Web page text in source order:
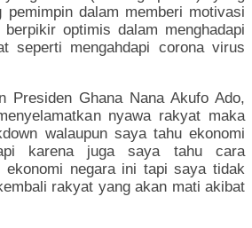
pemimpin dalam memberi motivasi
optimis dalam menghadapi
seperti mengahdapi corona virus
Presiden Ghana Nana Akufo Ado,
nyawa rakyat maka
walaupun saya tahu ekonomi
karena juga saya tahu cara
ekonomi negara ini tapi saya tidak
rakyat yang akan mati akibat